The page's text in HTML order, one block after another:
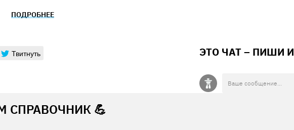
ПОДРОБНЕЕ
Твитнуть ЭТО ЧАТ – ПИШИ И
СПРАВОЧНИК 💪